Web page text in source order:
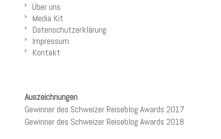
Über uns
Media Kit
Datenschutzerklärung
Impressum
Kontakt
Auszeichnungen
Gewinner des Schweizer Reiseblog Awards 2017
Gewinner des Schweizer Reiseblog Awards 2018